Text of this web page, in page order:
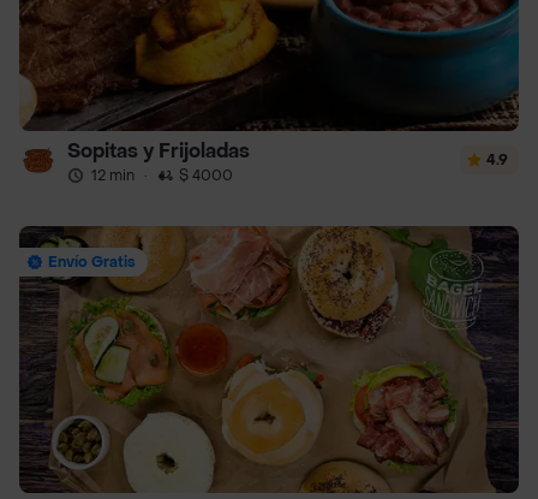
Sopitas y Frijoladas
12 min · $ 4000
4.9
Envío Gratis